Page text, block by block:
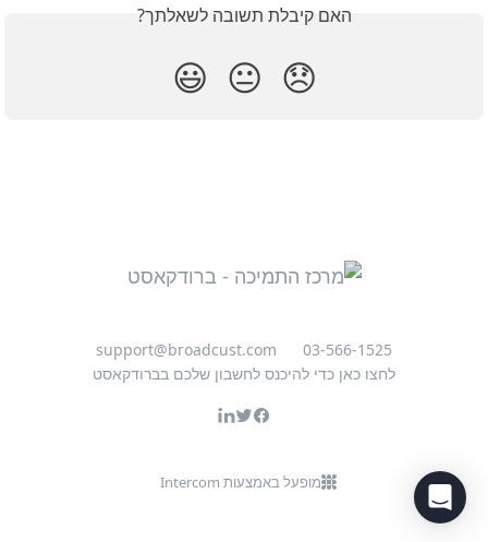
האם קיבלת תשובה לשאלתך?
😞
😐
😃
03-566-1525
support@broadcust.com
לחצו כאן כדי להיכנס לחשבון שלכם בברודקאסט
מופעל באמצעות Intercom